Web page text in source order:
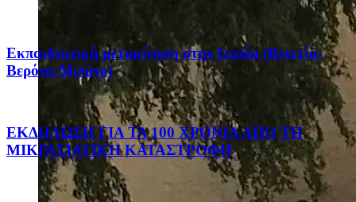
Eκπαιδευτική μετακίνηση στην Ιταλία (Βενετία-
Βερόνα-Μιλάνο)
ΕΚΔΗΛΩΣΗ ΓΙΑ ΤΑ 100 ΧΡΟΝΙΑ ΑΠΟ ΤΗ
ΜΙΚΡΑΣΙΑΤΙΚΗ ΚΑΤΑΣΤΡΟΦΗ